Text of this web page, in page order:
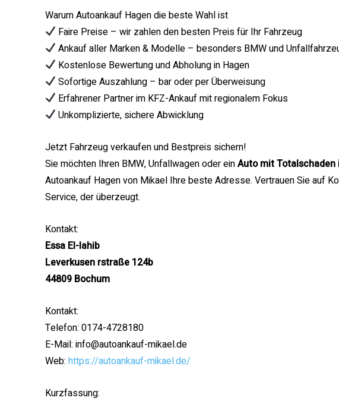
Warum Autoankauf Hagen die beste Wahl ist
Faire Preise – wir zahlen den besten Preis für Ihr Fahrzeug
Ankauf aller Marken & Modelle – besonders BMW und
Kostenlose Bewertung und Abholung in Hagen
Sofortige Auszahlung – bar oder per Überweisung
Erfahrener Partner im KFZ-Ankauf mit regionalem Fokus
Unkomplizierte, sichere Abwicklung
Jetzt Fahrzeug verkaufen und Bestpreis sichern!
Sie möchten Ihren BMW, Unfallwagen oder einAuto mit
Autoankauf Hagen von Mikael Ihre beste Adresse. Vertrauen Sie auf
Service, der überzeugt.
Kontakt:
Essa El-lahib
Leverkusen rstraße 124b
44809 Bochum
Kontakt:
Telefon: 0174-4728180
E-Mail: info@autoankauf-mikael.de
Web: https://autoankauf-mikael.de/
Kurzfassung: